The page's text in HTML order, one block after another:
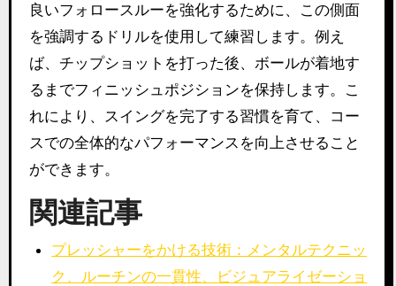
良いフォロースルーを強化するために、この側面
を強調するドリルを使用して練習します。例え
ば、チップショットを打った後、ボールが着地す
るまでフィニッシュポジションを保持します。こ
れにより、スイングを完了する習慣を育て、コー
スでの全体的なパフォーマンスを向上させること
ができます。
関連記事
プレッシャーをかける技術：メンタルテクニッ
ク、ルーチンの一貫性、ビジュアライゼーショ